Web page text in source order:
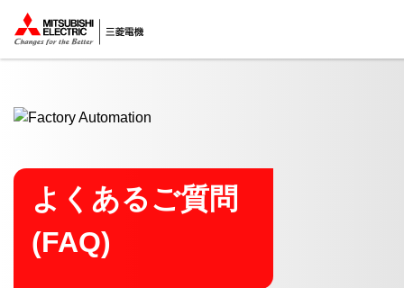
ここから本文
よくあるご質問
(FAQ)